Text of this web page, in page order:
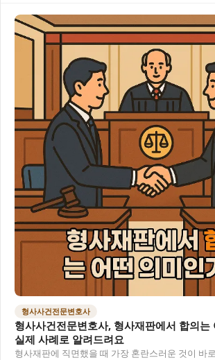
형사사건전문변호사
형사사건전문변호사, 형사재판에서 합의는
실제 사례로 알려드려요
형사재판에 직면했을 때 가장 혼란스러운 것이 바